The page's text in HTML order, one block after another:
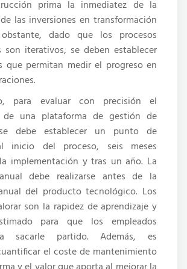
prima la inmediatez de la
las inversiones en transformación
dado que los procesos
son iterativos, se deben establecer
que permitan medir el progreso en
para evaluar con precisión el
de una plataforma de gestión de
debe establecer un punto de
inicio del proceso, seis meses
implementación y tras un año. La
debe realizarse antes de la
del producto tecnológico. Los
son la rapidez de aprendizaje y
para que los empleados
sacarle partido. Además, es
el coste de mantenimiento